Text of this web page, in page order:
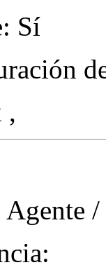
Sí
,
Agente